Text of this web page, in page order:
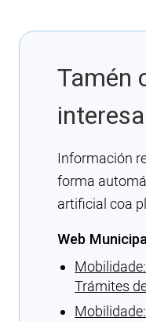
Tamén
Información
forma
artificial coa
Web
Trámites